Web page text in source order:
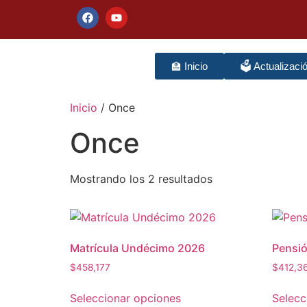
🏫 Inicio 🗳️
Inicio / Once
Once
Mostrando los 2 resultados
Matrícula Undécimo 2026
$458,177
Seleccionar opciones
$